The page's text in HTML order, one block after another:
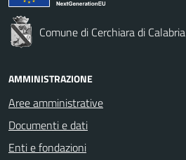
Comune di Cerchiara di Calabria
AMMINISTRAZIONE
Aree amministrative
Documenti e dati
Enti e fondazioni